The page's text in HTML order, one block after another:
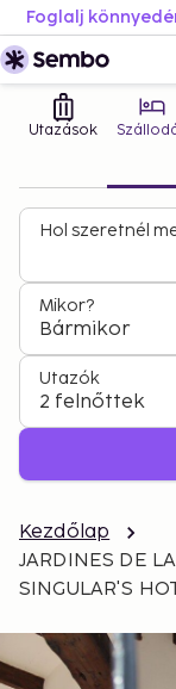
Utazások
Hol szeretnél
Mikor?
Bármikor
Utazók
2 felnőttek
Kezdőlap
JARDINES DE
SINGULAR'S